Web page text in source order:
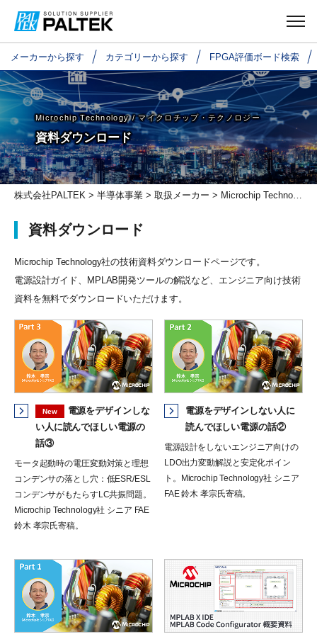
メーカーから探す カテゴリーから探す FPGA評価ボード検索
株式会社PALTEK > 半導体事業 > 取扱メーカー > Microchip Technology/マイクロチップ・テクノロジー
Microchip Technology /マイクロチップ・テクノロジー
資料ダウンロード
資料ダウンロード
Microchip Technology社の技術資料ダウンロードページです。
電源設計ガイド、MPLAB開発ツールの解説など、エンジニア向け技術
資料を無料でダウンロードいただけます。
New
電源をデザインしな
い人に読んでほしい電源の
話③
モータ起動時の電圧変動対策と理想
コンデンサの落とし穴：低ESR/ESL
コンデンサがもたらすLC共振問題。
Microchip Technology社 シニア FAE
鈴⽊ 孝宗⽒寄稿。
電源をデザインしない人に
読んでほしい電源の話②
電源設計をしないエンジニア向けの
LDO出力変動解説と安定化ポイン
ト。Microchip Technology社 シニア
FAE 鈴⽊ 孝宗⽒寄稿。